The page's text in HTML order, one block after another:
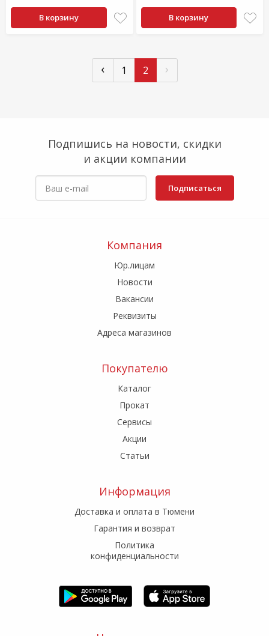
В корзину В корзину
‹ 1 2 ›
Подпишись на новости, скидки
и акции компании
Подписаться
Компания
Юр.лицам
Новости
Вакансии
Реквизиты
Адреса магазинов
Покупателю
Каталог
Прокат
Сервисы
Акции
Статьи
Информация
Доставка и оплата в Тюмени
Гарантия и возврат
Политика
конфиденциальности